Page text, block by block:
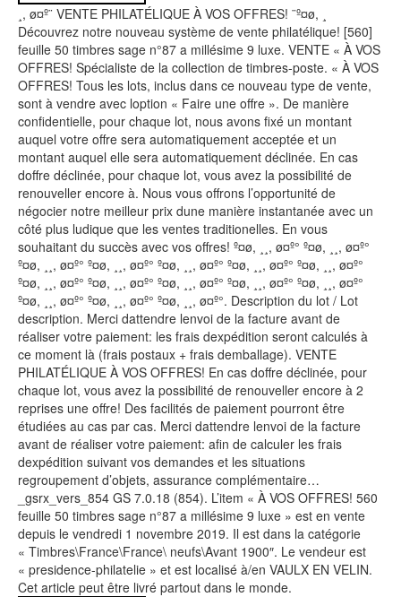
¸, ø¤º¨ VENTE PHILATÉLIQUE À VOS OFFRES! ¨º¤ø, ¸
Découvrez notre nouveau système de vente philatélique! [560]
feuille 50 timbres sage n°87 a millésime 9 luxe. VENTE « À VOS
OFFRES! Spécialiste de la collection de timbres-poste. « À VOS
OFFRES! Tous les lots, inclus dans ce nouveau type de vente,
sont à vendre avec loption « Faire une offre ». De manière
confidentielle, pour chaque lot, nous avons fixé un montant
auquel votre offre sera automatiquement acceptée et un
montant auquel elle sera automatiquement déclinée. En cas
doffre déclinée, pour chaque lot, vous avez la possibilité de
renouveller encore à. Nous vous offrons l’opportunité de
négocier notre meilleur prix dune manière instantanée avec un
côté plus ludique que les ventes traditionelles. En vous
souhaitant du succès avec vos offres! º¤ø, ¸¸, ø¤º° º¤ø, ¸¸, ø¤º°
º¤ø, ¸¸, ø¤º° º¤ø, ¸¸, ø¤º° º¤ø, ¸¸, ø¤º° º¤ø, ¸¸, ø¤º° º¤ø, ¸¸, ø¤º°
º¤ø, ¸¸, ø¤º° º¤ø, ¸¸, ø¤º° º¤ø, ¸¸, ø¤º° º¤ø, ¸¸, ø¤º° º¤ø, ¸¸, ø¤º°
º¤ø, ¸¸, ø¤º° º¤ø, ¸¸, ø¤º° º¤ø, ¸¸, ø¤º°. Description du lot / Lot
description. Merci dattendre lenvoi de la facture avant de
réaliser votre paiement: les frais dexpédition seront calculés à
ce moment là (frais postaux + frais demballage). VENTE
PHILATÉLIQUE À VOS OFFRES! En cas doffre déclinée, pour
chaque lot, vous avez la possibilité de renouveller encore à 2
reprises une offre! Des facilités de paiement pourront être
étudiées au cas par cas. Merci dattendre lenvoi de la facture
avant de réaliser votre paiement: afin de calculer les frais
dexpédition suivant vos demandes et les situations
regroupement d’objets, assurance complémentaire…
_gsrx_vers_854 GS 7.0.18 (854). L’item « À VOS OFFRES! 560
feuille 50 timbres sage n°87 a millésime 9 luxe » est en vente
depuis le vendredi 1 novembre 2019. Il est dans la catégorie
« Timbres\France\France\ neufs\Avant 1900″. Le vendeur est
« presidence-philatelie » et est localisé à/en VAULX EN VELIN.
Cet article peut être livré partout dans le monde.